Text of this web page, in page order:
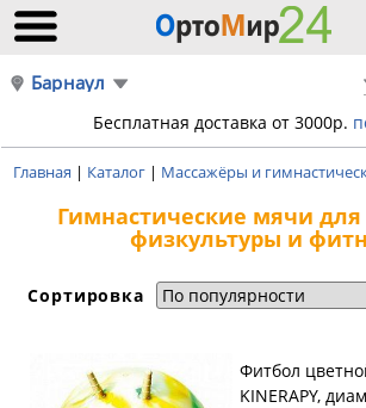
Барнаул
Бесплатная доставка от 3000р.
Главная | Каталог | Массажёры и
Гимнастические мячи
физкультуры и
Сортировка
Фитбол
KINERAPY,